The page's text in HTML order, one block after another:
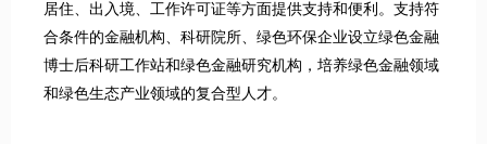
居住、出入境、工作许可证等方面提供支持和便利。支持符
合条件的金融机构、科研院所、绿色环保企业设立绿色金融
博士后科研工作站和绿色金融研究机构，培养绿色金融领域
和绿色生态产业领域的复合型人才。